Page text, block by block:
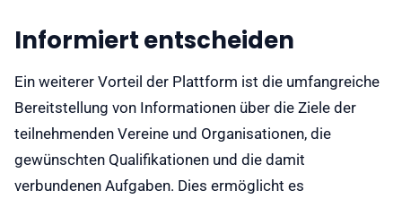
Informiert entscheiden
Ein weiterer Vorteil der Plattform ist die umfangreiche
Bereitstellung von Informationen über die Ziele der
teilnehmenden Vereine und Organisationen, die
gewünschten Qualifikationen und die damit
verbundenen Aufgaben. Dies ermöglicht es